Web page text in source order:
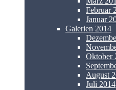
Februar
Januar
Galerien 2014
Oktober
August
Juli 2014